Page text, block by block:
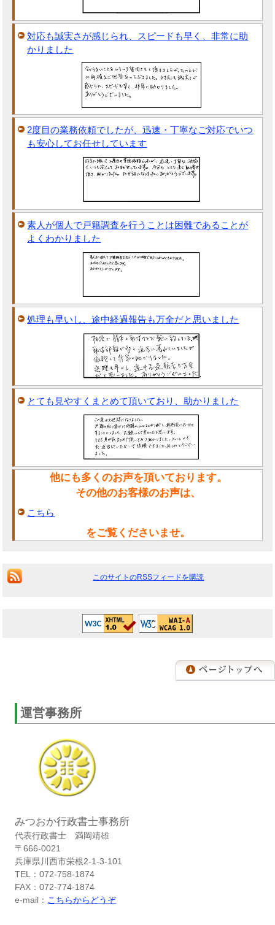
対応も誠実さが感じられ、スピードも早く、非常に助
かりました
2度目の業務依頼でしたが、迅速・丁寧なご対応でいつ
も安心してお任せしています
素人が個人で戸籍調査を行うことは困難であることが
よくわかりました
処理も早いし、途中経過報告も万全だと思いました
とても見やすくまとめて頂いており、助かりました
他にも多くのお声を頂いております。
その他のお客様のお声は、
こちら
をご覧くださいませ。
このサイトのRSSフィードを購読
運営事務所
みつおか行政書士事務所
代表行政書士 満岡靖雄
〒666-0021
兵庫県川西市栄根2-1-3-101
TEL：072-758-1874
FAX：072-774-1874
e-mail： こちらからどうぞ